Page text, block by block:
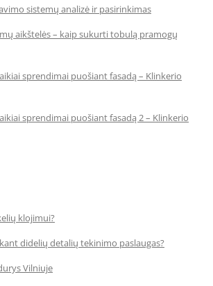
sistemų analizė ir pasirinkimas
aikštelės – kaip sukurti tobulą pramogų
sprendimai puošiant fasadą – Klinkerio
sprendimai puošiant fasadą 2 – Klinkerio
klojimui?
didelių detalių tekinimo paslaugas?
Vilniuje